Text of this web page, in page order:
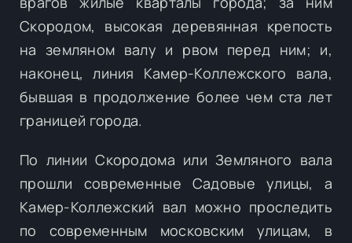
Скородом, высокая деревянная крепость
на земляном валу и рвом перед ним; и,
наконец, линия Камер-Коллежского вала,
бывшая в продолжение более чем ста лет
границей города.
По линии Скородома или Земляного вала
прошли современные Садовые улицы, а
Камер-Коллежский вал можно проследить
по современным московским улицам, в